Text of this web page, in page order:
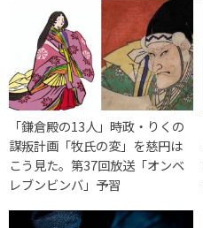
「鎌倉殿の13人」時政・りくの
謀叛計画「牧氏の変」を慈円は
こう見た。第37回放送「オンベ
レブンビンバ」予習